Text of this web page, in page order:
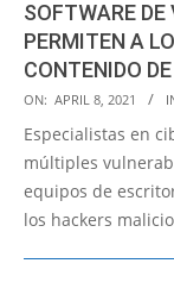
SOFTWARE
PERMITEN A
CONTENIDO
2021-
04-
08
ON: APRIL 8, 2021
Especialistas en
múltiples
equipos de
los hackers